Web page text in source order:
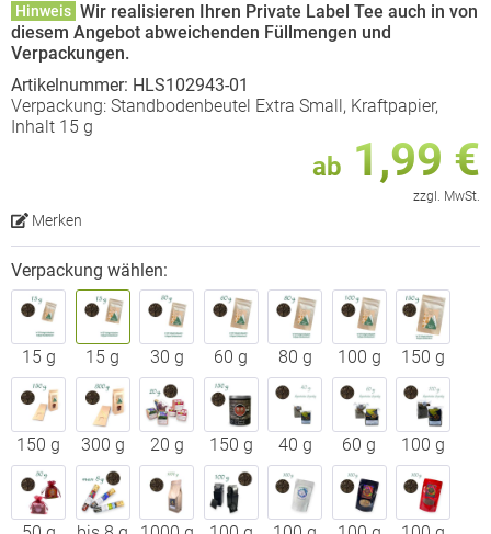
Hinweis Wir realisieren Ihren Private Label Tee auch in von
diesem Angebot abweichenden Füllmengen und
Verpackungen.
Artikelnummer: HLS102943-01
Verpackung: Standbodenbeutel Extra Small, Kraftpapier,
Inhalt 15 g
ab 1,99 €
zzgl. MwSt.
Merken
Verpackung wählen:
15 g 15 g 30 g 60 g 80 g 100 g 150 g
150 g 300 g 20 g 150 g 40 g 60 g 100 g